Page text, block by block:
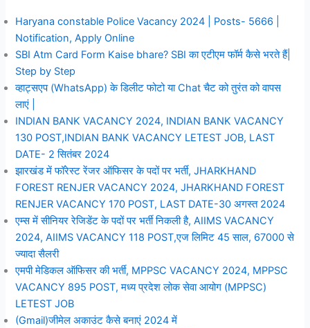
Haryana constable Police Vacancy 2024 | Posts- 5666 |
Notification, Apply Online
SBI Atm Card Form Kaise bhare? SBI का एटीएम फॉर्म कैसे भरते हैं|
Step by Step
व्हाट्सएप (WhatsApp) के डिलीट फोटो या Chat चैट को तुरंत को वापस
लाएं |
INDIAN BANK VACANCY 2024, INDIAN BANK VACANCY
130 POST,INDIAN BANK VACANCY LETEST JOB, LAST
DATE- 2 सितंबर 2024
झारखंड में फॉरेस्ट रेंजर ऑफिसर के पदों पर भर्ती, JHARKHAND
FOREST RENJER VACANCY 2024, JHARKHAND FOREST
RENJER VACANCY 170 POST, LAST DATE-30 अगस्त 2024
एम्स में सीनियर रेजिडेंट के पदों पर भर्ती निकली है, AIIMS VACANCY
2024, AIIMS VACANCY 118 POST,एज लिमिट 45 साल, 67000 से
ज्यादा सैलरी
एमपी मेडिकल ऑफिसर की भर्ती, MPPSC VACANCY 2024, MPPSC
VACANCY 895 POST, मध्य प्रदेश लोक सेवा आयोग (MPPSC)
LETEST JOB
(Gmail)जीमेल अकाउंट कैसे बनाएं 2024 में